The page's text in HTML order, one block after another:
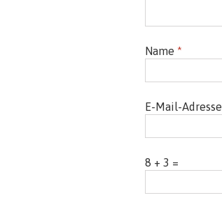
Name *
E-Mail-Adresse
8 + 3 =